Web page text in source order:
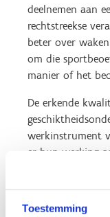
Toestemming
deelnemen aan
rechtstreekse
beter over
om die
manier of het
De erkende
werkinstrument
er hun werking
maken. De
tot erkenning